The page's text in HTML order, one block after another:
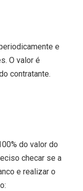
e
O valor é
contratante.
do valor do
checar se a
e realizar o